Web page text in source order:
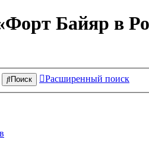
Байяр в
Поиск Расширенный поиск